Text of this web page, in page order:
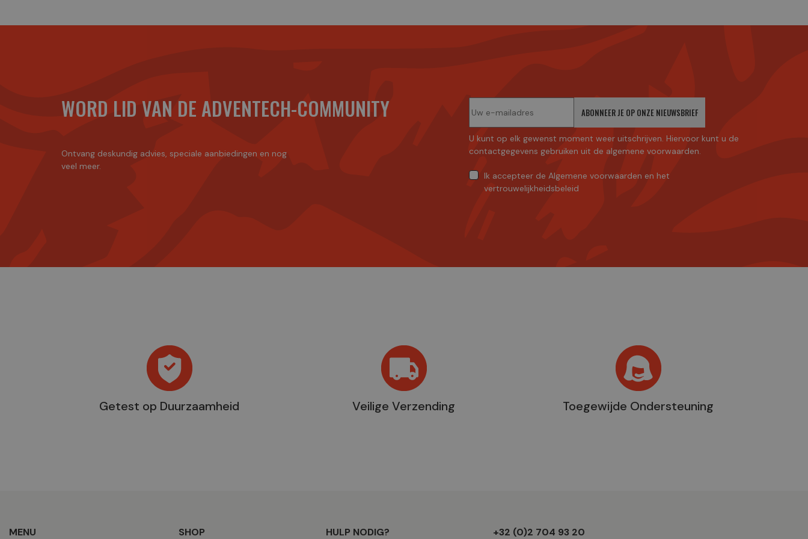
WORD LID VAN DE ADVENTECH-COMMUNITY
Ontvang deskundig advies, speciale aanbiedingen en nog
veel meer.
ABONNEER JE OP ONZE NIEUWSBRIEF
U kunt op elk gewenst moment weer uitschrijven. Hiervoor kunt u de
contactgegevens gebruiken uit de algemene voorwaarden.
Ik accepteer de Algemene voorwaarden en het
vertrouwelijkheidsbeleid
Getest op Duurzaamheid Veilige Verzending Toegewijde Ondersteuning
MENU SHOP HULP NODIG?
Winkel
+32 (0)2 704 93 20